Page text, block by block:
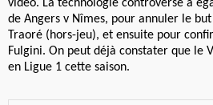
vidéo. La technologie controverse a
de Angers v Nîmes, pour annuler le but
Traoré (hors-jeu), et ensuite pour
Fulgini. On peut déjà constater que le
en Ligue 1 cette saison.